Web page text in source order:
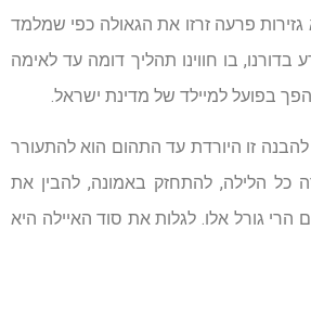
פרעה זרזו את הגאולה כפי שמלמד
בדורנו, בו חווינו תהליך דומה עד לאימה
בפועל למיילד של מדינת ישראל.
זו היורדת עד התהום הוא להתעורר
כל הלילה, להתחזק באמונה, להבין את
הרי גורל אלו. לגלות את סוד האיילה היא